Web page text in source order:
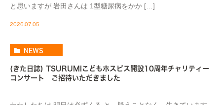
と思いますが 岩田さんは 1型糖尿病をかか […]
2026.07.05
NEWS
(きた日誌) TSURUMIこどもホスピス開設10周年チャリティー
コンサート ご招待いただきました